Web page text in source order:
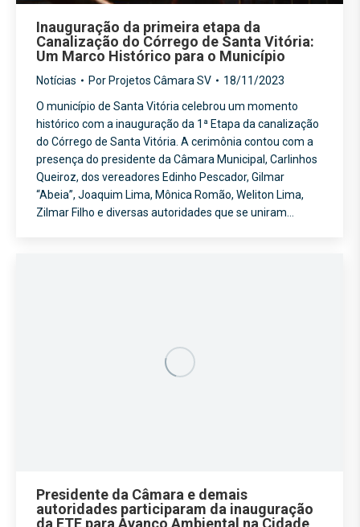
Inauguração da primeira etapa da
Canalização do Córrego de Santa Vitória:
Um Marco Histórico para o Município
Notícias Por Projetos Câmara SV
18/11/2023
O município de Santa Vitória celebrou um momento
histórico com a inauguração da 1ª Etapa da canalização
do Córrego de Santa Vitória. A cerimônia contou com a
presença do presidente da Câmara Municipal, Carlinhos
Queiroz, dos vereadores Edinho Pescador, Gilmar
“Abeia”, Joaquim Lima, Mônica Romão, Weliton Lima,
Zilmar Filho e diversas autoridades que se uniram…
Presidente da Câmara e demais
autoridades participaram da inauguração